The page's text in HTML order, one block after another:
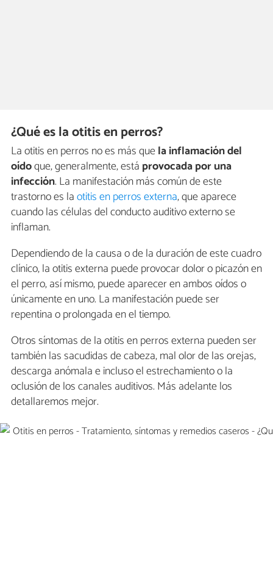
¿Qué es la otitis en perros?
La otitis en perros no es más quela inflamación del
oídoque, generalmente, está provocada por una
infección. La manifestación más común de este
trastorno es laotitis en perros externa, que aparece
cuando las células del conducto auditivo externo se
inflaman.
Dependiendo de la causa o de la duración de este cuadro
clínico, la otitis externa puede provocar dolor o picazón en
el perro, así mismo, puede aparecer en ambos oídos o
únicamente en uno. La manifestación puede ser
repentina o prolongada en el tiempo.
Otros síntomas de la otitis en perros externa pueden ser
también las sacudidas de cabeza, mal olor de las orejas,
descarga anómala e incluso el estrechamiento o la
oclusión de los canales auditivos. Más adelante los
detallaremos mejor.